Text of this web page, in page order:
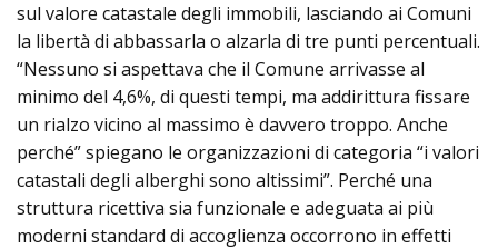
sul valore catastale degli immobili, lasciando ai Comuni
la libertà di abbassarla o alzarla di tre punti percentuali.
“Nessuno si aspettava che il Comune arrivasse al
minimo del 4,6%, di questi tempi, ma addirittura fissare
un rialzo vicino al massimo è davvero troppo. Anche
perché” spiegano le organizzazioni di categoria “i valori
catastali degli alberghi sono altissimi”. Perché una
struttura ricettiva sia funzionale e adeguata ai più
moderni standard di accoglienza occorrono in effetti